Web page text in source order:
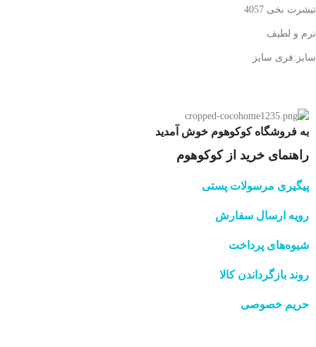
تیشرت نخی 4057
نرم و لطیف
سایز:فری سایز
به فروشگاه کوکوهوم خوش آمدید
راهنمای خرید از کوکوهوم
پیگیری مرسولات پستی
رویه ارسال سفارش
شیوه‌های پرداخت
روند بازگرداندن کالا
حریم خصوصی